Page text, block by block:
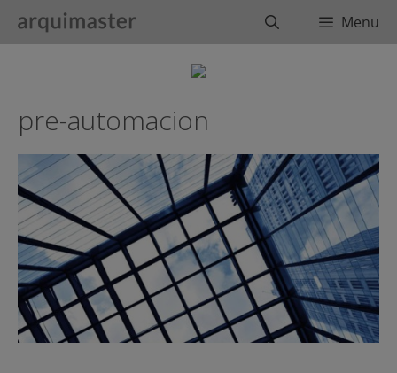
BuscarMenu
pre-automacion